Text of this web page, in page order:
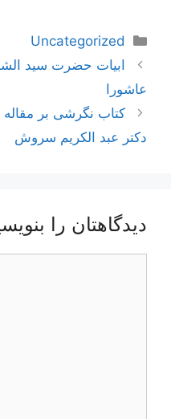
دسته‌ها
Uncategorized
ناوبری
نوشته‌ها
ابيات‌ حضرت‌ سيد
عاشورا
کتاب نگرشی بر
دکتر عبد الکریم سروش
دیدگاهتان را